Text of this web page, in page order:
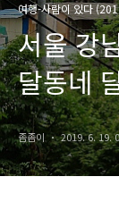
여행-사람이 있다
서울 강
달동네
좀좀이 2019. 6. 19.